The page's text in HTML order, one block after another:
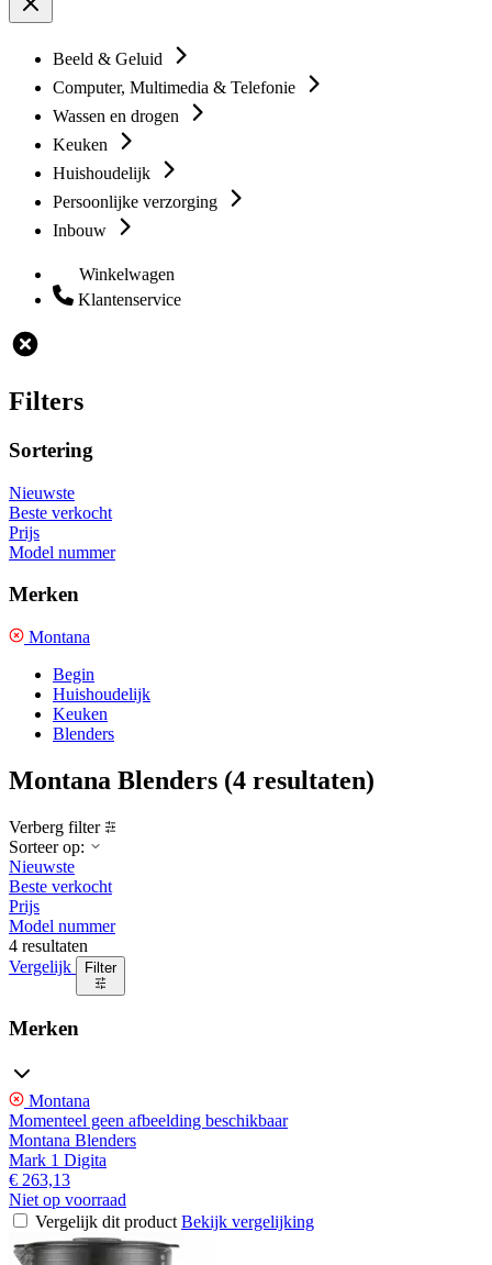
Beeld & Geluid
Computer, Multimedia & Telefonie
Wassen en drogen
Keuken
Huishoudelijk
Persoonlijke verzorging
Inbouw
Winkelwagen
Klantenservice
Filters
Sortering
Nieuwste
Beste verkocht
Prijs
Model nummer
Merken
Montana
Begin
Huishoudelijk
Keuken
Blenders
Montana Blenders (4 resultaten)
Verberg filter
Sorteer op:
Nieuwste
Beste verkocht
Prijs
Model nummer
4 resultaten
Vergelijk
Filter
Merken
Montana
Momenteel geen afbeelding beschikbaar
Montana Blenders
Mark 1 Digita
€ 263,13
Niet op voorraad
Vergelijk dit product Bekijk vergelijking